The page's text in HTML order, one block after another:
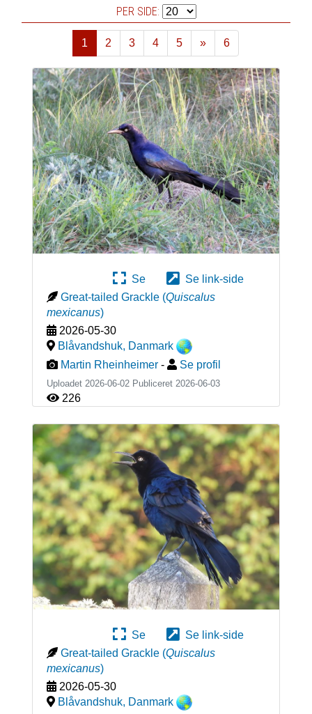
PER SIDE:
1 2 3 4 5
»
Næste
6
Se
Se link-side
Great-tailed Grackle (Quiscalus
mexicanus)
2026-05-30
Blåvandshuk, Danmark
Martin Rheinheimer - Se profil
Uploadet 2026-06-02 Publiceret 2026-06-03
226
Se
Se link-side
Great-tailed Grackle (Quiscalus
mexicanus)
2026-05-30
Blåvandshuk, Danmark